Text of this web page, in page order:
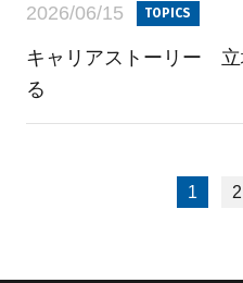
2026/06/15 TOPICS
キャリアストーリー 立
る
1 2